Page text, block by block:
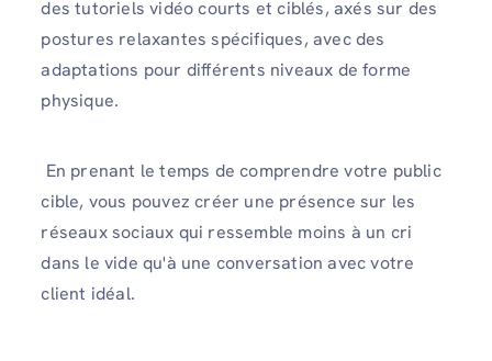
des tutoriels vidéo courts et ciblés, axés sur des
postures relaxantes spécifiques, avec des
adaptations pour différents niveaux de forme
physique.
En prenant le temps de comprendre votre public
cible, vous pouvez créer une présence sur les
réseaux sociaux qui ressemble moins à un cri
dans le vide qu'à une conversation avec votre
client idéal.